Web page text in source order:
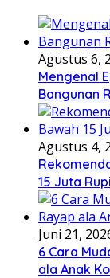
Agustus 6,
Mengenal
Bangunan
Agustus 4,
15 Juta
Juni 21,
6 Cara
ala Anak